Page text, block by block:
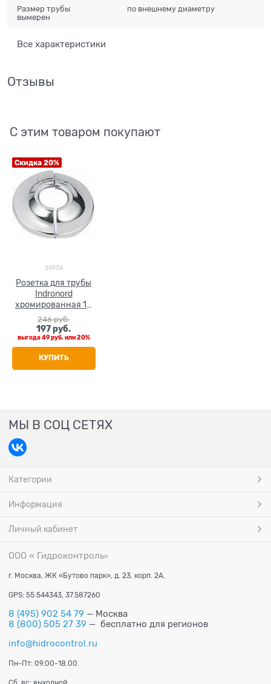
Размер трубы
вымерен
по внешнему диаметру
Все характеристики
Отзывы
С этим товаром покупают
Скидка 20%
24934
Розетка для трубы
Indronord
хромированная 10
мм - 55 мм
246 руб.
197 руб.
выгода49 руб.или20%
КУПИТЬ
МЫ В СОЦ СЕТЯХ
Категории
Информация
Личный кабинет
ООО « Гидроконтроль»
г. Москва, ЖК «Бутово парк», д. 23, корп. 2А.
GPS: 55.544343, 37.587260
8 (495) 902 54 79 — Москва
8 (800) 505 27 39 — бесплатно для регионов
info@hidrocontrol.ru
Пн-Пт: 09.00-18.00.